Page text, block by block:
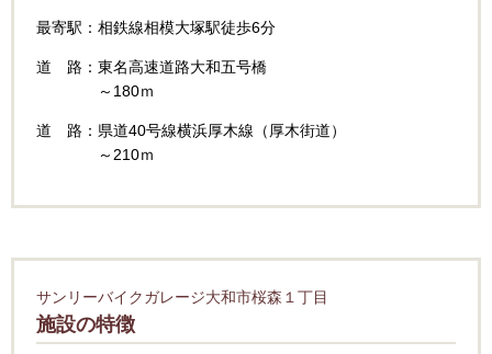
最寄駅：相鉄線相模大塚駅徒歩6分
道 路：東名高速道路大和五号橋
～180ｍ
道 路：県道40号線横浜厚木線（厚木街道）
～210ｍ
サンリーバイクガレージ大和市桜森１丁目
施設の特徴